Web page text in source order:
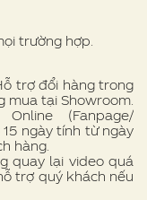
trường hợp.
trợ đổi hàng trong
mua tại Showroom.
(Fanpage/
ngày tính từ ngày
hàng.
quay lại video quá
trợ quý khách nếu